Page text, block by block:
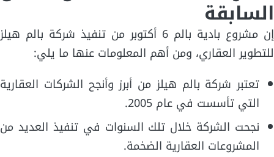
السابقة
إن مشروع بادية بالم 6 أكتوبر من تنفيذ شركة بالم هيلز
للتطوير العقاري، ومن أهم المعلومات عنها ما يلي:
تعتبر شركة بالم هيلز من أبرز وأنجح الشركات العقارية
التي تأسست في عام 2005.
نجحت الشركة خلال تلك السنوات في تنفيذ العديد من
المشروعات العقارية الضخمة.